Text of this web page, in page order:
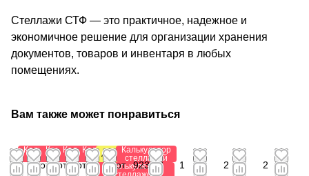
Стеллажи СТФ — это практичное, надежное и
экономичное решение для организации хранения
документов, товаров и инвентаря в любых
помещениях.
Вам также может понравиться
Калькулятор
стеллажей
0
Калькулятор
стеллажей
от
Калькулятор
стеллажей
от
Калькулятор
стеллажей
от
Антистатический
Калькулятор
от 1
Калькулятор
стеллажей
от
923,88
1
2
2